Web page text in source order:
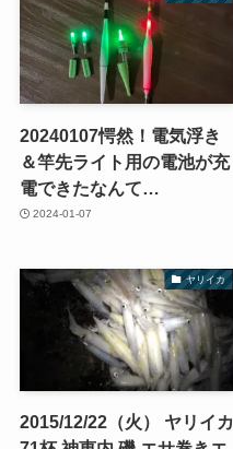
20240107愕然！電気浮き
＆竿先ライト用の電池が充
電できたなんて…
2024-01-07
ヤリイカ
2015/12/22（火） ヤリイカ